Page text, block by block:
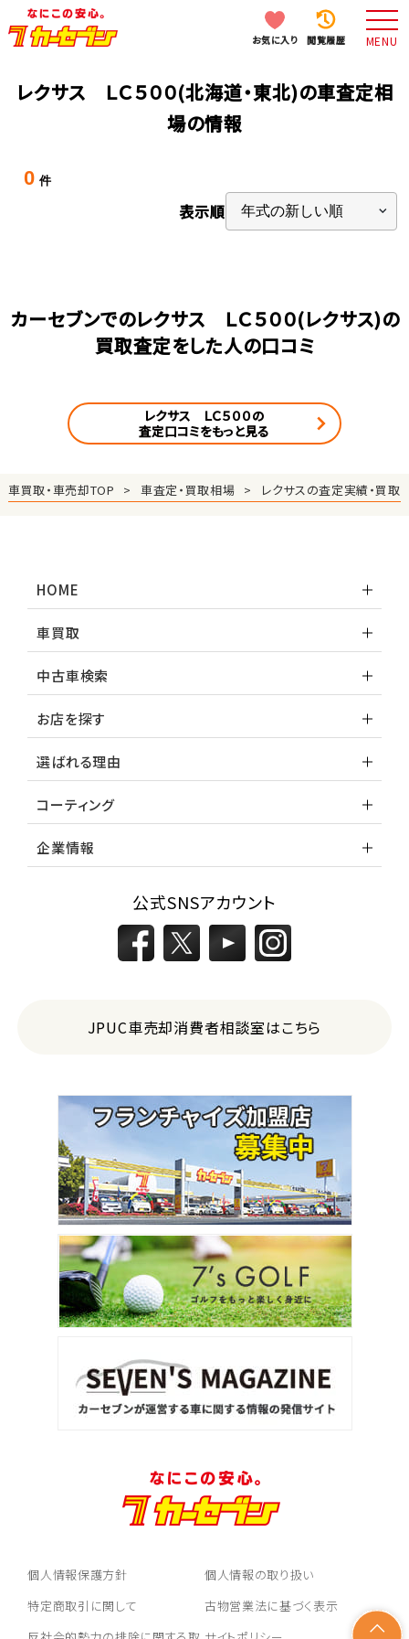
お気に入り 閲覧履歴 MENU
レクサス ＬＣ５００(北海道・東北)の車査定相
場の情報
0 件
表示順
カーセブンでのレクサス ＬＣ５００(レクサス)の
買取査定をした人の口コミ
レクサス ＬＣ５００の
査定口コミをもっと見る
車買取・車売却TOP 車査定・買取相場 レクサスの査定実績・買取
HOME
車買取
中古車検索
お店を探す
選ばれる理由
コーティング
企業情報
公式SNSアカウント
JPUC車売却消費者相談室はこちら
個人情報保護方針
個人情報の取り扱い
特定商取引に関して
古物営業法に基づく表示